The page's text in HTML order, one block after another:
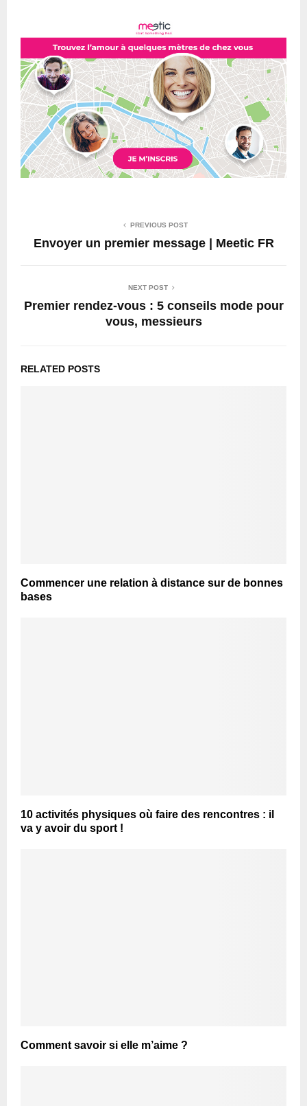
PREVIOUS POST
Envoyer un premier message | Meetic FR
NEXT POST
Premier rendez-vous : 5 conseils mode pour
vous, messieurs
RELATED POSTS
Commencer une relation à distance sur de bonnes
bases
10 activités physiques où faire des rencontres : il
va y avoir du sport !
Comment savoir si elle m’aime ?